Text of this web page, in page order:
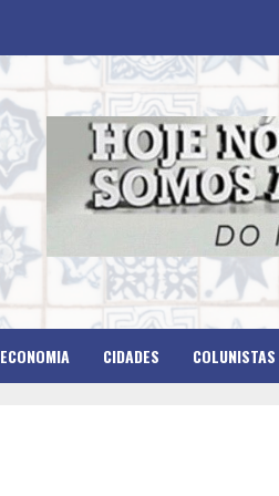
ECONOMIA CIDADES COLUNISTAS